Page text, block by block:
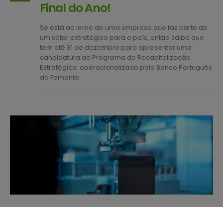
Final do Ano!
Se está ao leme de uma empresa que faz parte de
um setor estratégico para o país, então saiba que
tem até 31 de dezembro para apresentar uma
candidatura ao Programa de Recapitalização
Estratégica, operacionalizado pelo Banco Português
do Fomento.